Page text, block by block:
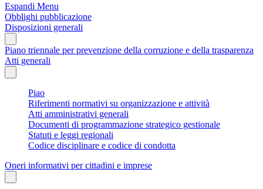
Espandi Menu
Obblighi pubblicazione
Disposizioni generali
Piano triennale per prevenzione della corruzione e della trasparenza
Atti generali
Piao
Riferimenti normativi su organizzazione e attività
Atti amministrativi generali
Documenti di programmazione strategico gestionale
Statuti e leggi regionali
Codice disciplinare e codice di condotta
Oneri informativi per cittadini e imprese